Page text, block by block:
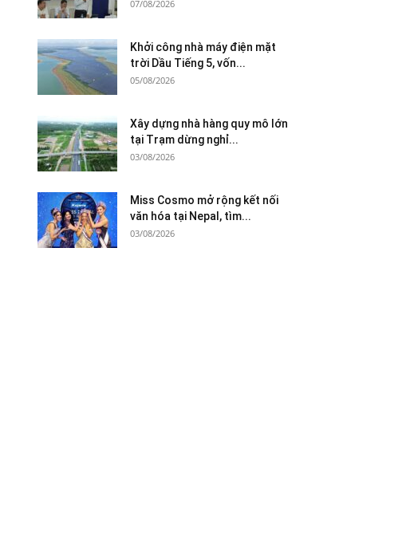
07/08/2026
Khởi công nhà máy điện mặt
trời Dầu Tiếng 5, vốn...
05/08/2026
Xây dựng nhà hàng quy mô lớn
tại Trạm dừng nghỉ...
03/08/2026
Miss Cosmo mở rộng kết nối
văn hóa tại Nepal, tìm...
03/08/2026